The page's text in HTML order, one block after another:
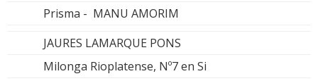
Prisma - MANU AMORIM
JAURES LAMARQUE PONS
Milonga Rioplatense, Nº7 en Si